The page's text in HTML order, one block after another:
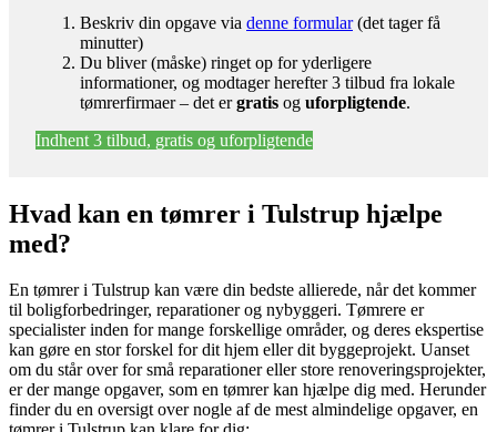
Beskriv din opgave via denne formular(det tager få
minutter)
Du bliver (måske) ringet op for yderligere
informationer, og modtager herefter 3 tilbud fra lokale
tømrerfirmaer – det ergratis og uforpligtende.
Indhent 3 tilbud, gratis og uforpligtende
Hvad kan en tømrer i Tulstrup hjælpe
med?
En tømrer i Tulstrup kan være din bedste allierede, når det kommer
til boligforbedringer, reparationer og nybyggeri. Tømrere er
specialister inden for mange forskellige områder, og deres ekspertise
kan gøre en stor forskel for dit hjem eller dit byggeprojekt. Uanset
om du står over for små reparationer eller store renoveringsprojekter,
er der mange opgaver, som en tømrer kan hjælpe dig med. Herunder
finder du en oversigt over nogle af de mest almindelige opgaver, en